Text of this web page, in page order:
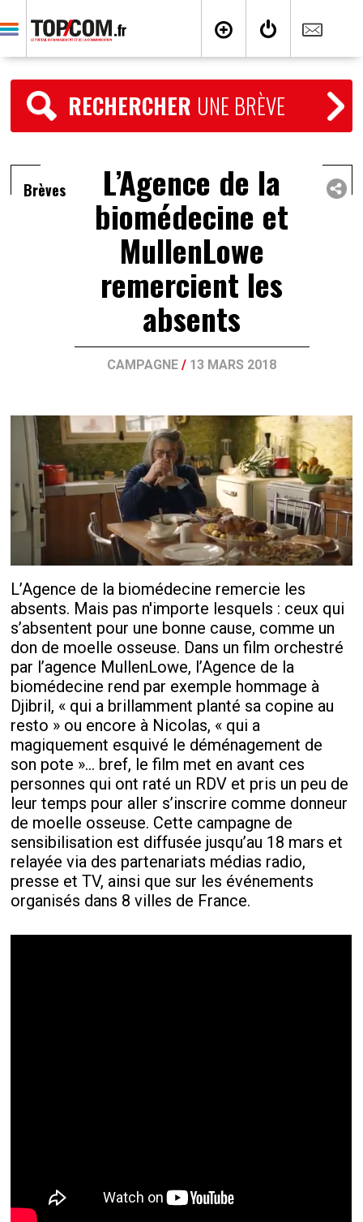
RECHERCHER UNE BRÈVE
Brèves L’Agence de la
biomédecine et
MullenLowe
remercient les
absents
CAMPAGNE / 13 MARS 2018
L’Agence de la biomédecine remercie les
absents. Mais pas n'importe lesquels : ceux qui
s’absentent pour une bonne cause, comme un
don de moelle osseuse. Dans un film orchestré
par l’agence MullenLowe, l’Agence de la
biomédecine rend par exemple hommage à
Djibril, « qui a brillamment planté sa copine au
resto » ou encore à Nicolas, « qui a
magiquement esquivé le déménagement de
son pote »… bref, le film met en avant ces
personnes qui ont raté un RDV et pris un peu de
leur temps pour aller s’inscrire comme donneur
de moelle osseuse. Cette campagne de
sensibilisation est diffusée jusqu’au 18 mars et
relayée via des partenariats médias radio,
presse et TV, ainsi que sur les événements
organisés dans 8 villes de France.